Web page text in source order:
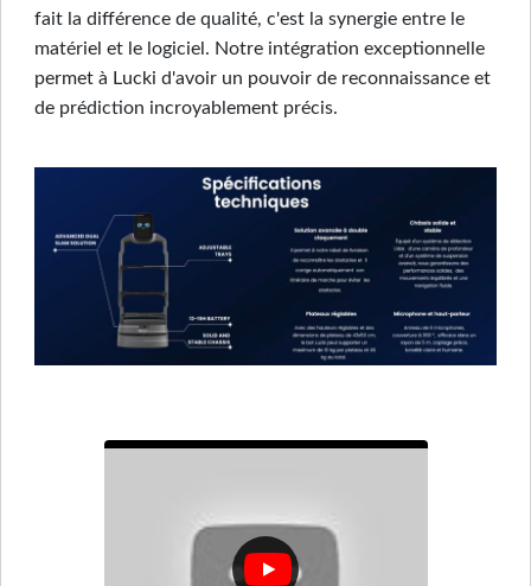
fait la différence de qualité, c'est la synergie entre le
matériel et le logiciel. Notre intégration exceptionnelle
permet à Lucki d'avoir un pouvoir de reconnaissance et
de prédiction incroyablement précis.